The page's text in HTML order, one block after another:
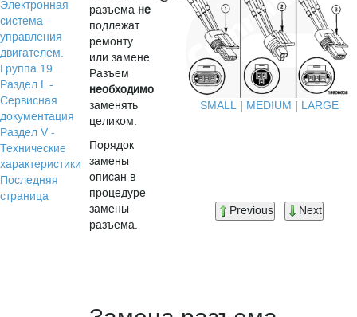
Электронная
система
управления
двигателем.
Группа 19
Раздел L -
Сервисная
документация
Раздел V -
Технические
характеристики
Последняя
страница
разъема не
подлежат
ремонту
или замене.
Разъем
необходимо
заменять
целиком.
Порядок
замены
описан в
процедуре
замены
разъема.
SMALL | MEDIUM | LARGE
Previous Next